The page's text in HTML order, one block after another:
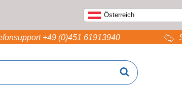
Österreich
+49 (0)451 61913940